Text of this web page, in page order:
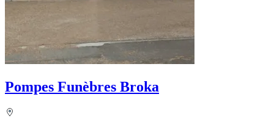
Pompes Funèbres Broka